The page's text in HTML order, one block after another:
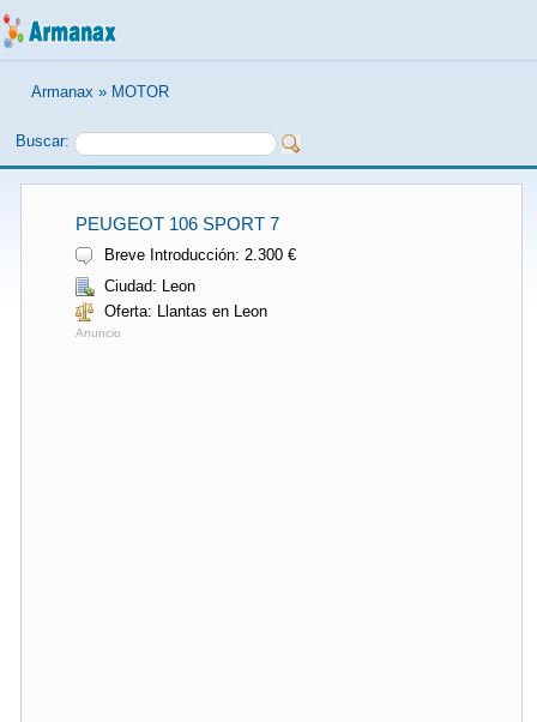
Armanax » MOTOR
Buscar:
PEUGEOT 106 SPORT 7
Breve Introducción: 2.300 €
Ciudad: Leon
Oferta: Llantas en Leon
Anuncio